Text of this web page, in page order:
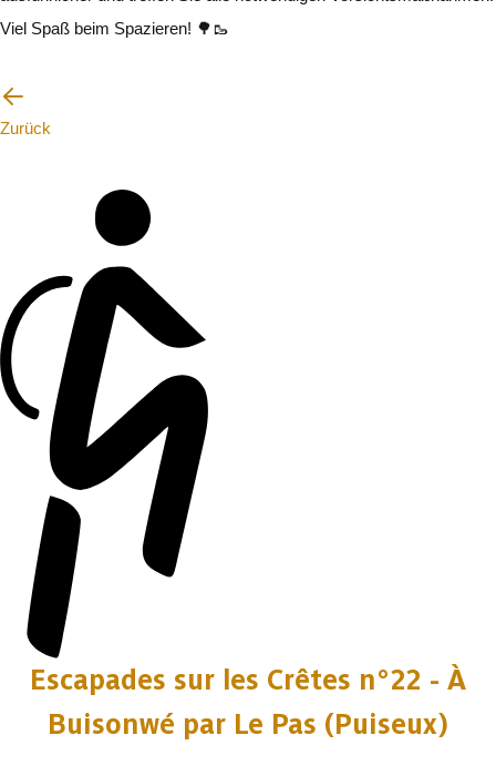
Viel Spaß beim Spazieren! 🌳🥾
Zurück
Escapades sur les Crêtes n°22 - À
Buisonwé par Le Pas (Puiseux)